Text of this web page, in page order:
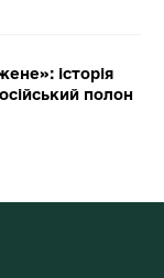
історія
полон